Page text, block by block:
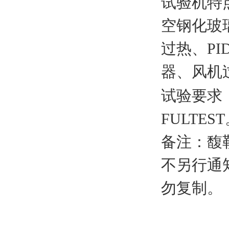
空钢化玻
过热、
器、风机
试验要求
FULTEST
备注：馥
不另行通
勿复制。